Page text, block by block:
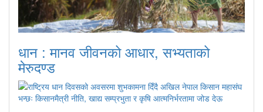
धान : मानव जीवनको आधार, सभ्यताको
मेरुदण्ड